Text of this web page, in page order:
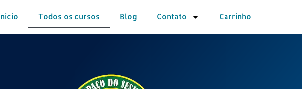
Todos os cursos Blog Contato Carrinho